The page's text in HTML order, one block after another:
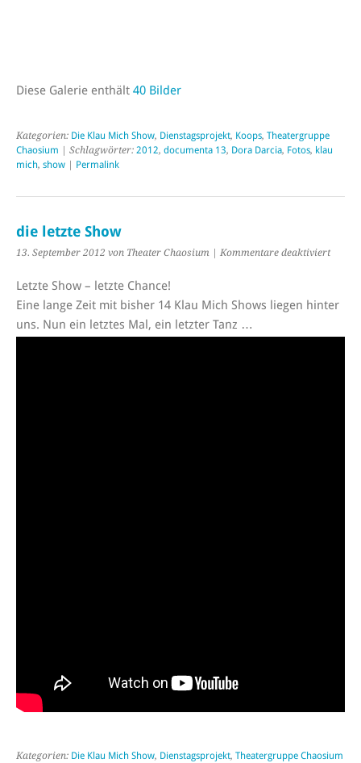
Diese Galerie enthält 40 Bilder
Kategorien: Die Klau Mich Show, Dienstagsprojekt, Koops, Theatergruppe
Chaosium | Schlagwörter: 2012, documenta 13, Dora Darcia, Fotos, klau
mich, show | Permalink
die letzte Show
13. September 2012 von Theater Chaosium | Kommentare deaktiviertfür
Letzte Show – letzte Chance!
Eine lange Zeit mit bisher 14 Klau Mich Shows liegen hinter
uns. Nun ein letztes Mal, ein letzter Tanz …
Kategorien: Die Klau Mich Show, Dienstagsprojekt, Theatergruppe Chaosium